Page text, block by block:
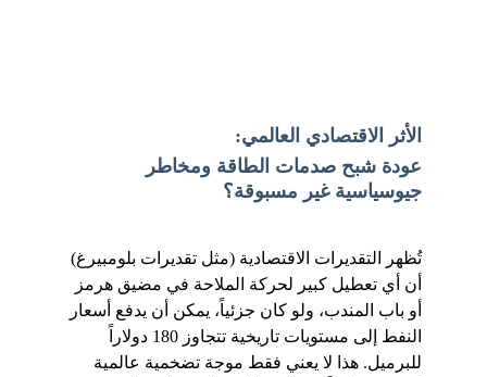
الأثر الاقتصادي العالمي:
عودة شبح صدمات الطاقة ومخاطر
جيوسياسية غير مسبوقة؟
تُظهر التقديرات الاقتصادية (مثل تقديرات بلومبيرغ)
أن أي تعطيل كبير لحركة الملاحة في مضيق هرمز
أو باب المندب، ولو كان جزئياً، يمكن أن يدفع أسعار
النفط إلى مستويات تاريخية تتجاوز 180 دولاراً
للبرميل. هذا لا يعني فقط موجة تضخمية عالمية